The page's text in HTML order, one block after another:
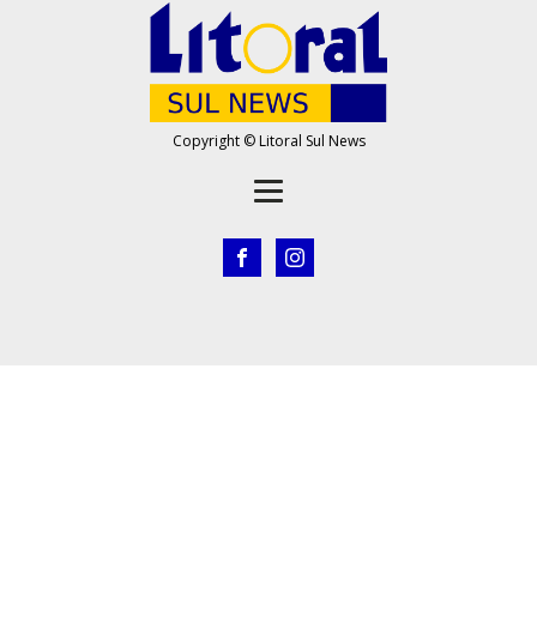
Copyright © Litoral Sul News